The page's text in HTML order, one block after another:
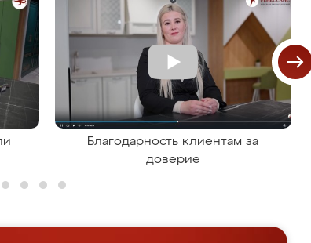
Благодарность клиентам за
доверие